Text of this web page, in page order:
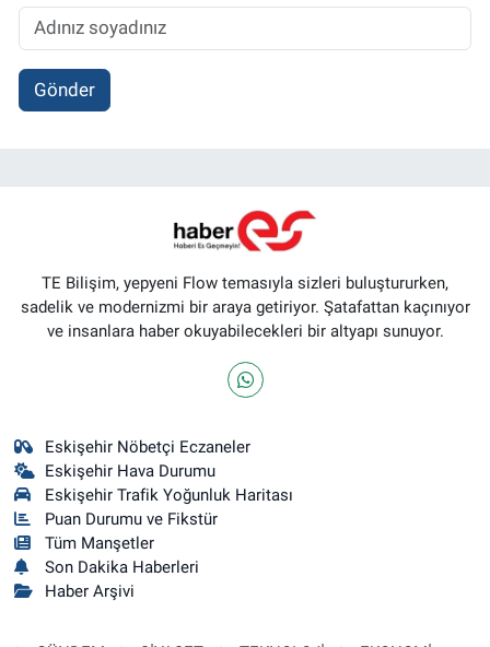
Gönder
TE Bilişim, yepyeni Flow temasıyla sizleri buluştururken,
sadelik ve modernizmi bir araya getiriyor. Şatafattan kaçınıyor
ve insanlara haber okuyabilecekleri bir altyapı sunuyor.
Eskişehir Nöbetçi Eczaneler
Eskişehir Hava Durumu
Eskişehir Trafik Yoğunluk Haritası
Puan Durumu ve Fikstür
Tüm Manşetler
Son Dakika Haberleri
Haber Arşivi